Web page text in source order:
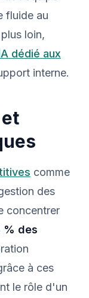
fluide au
loin,
dédié aux
interne.
comme
des
concentrer
% des
à ces
le rôle d'un